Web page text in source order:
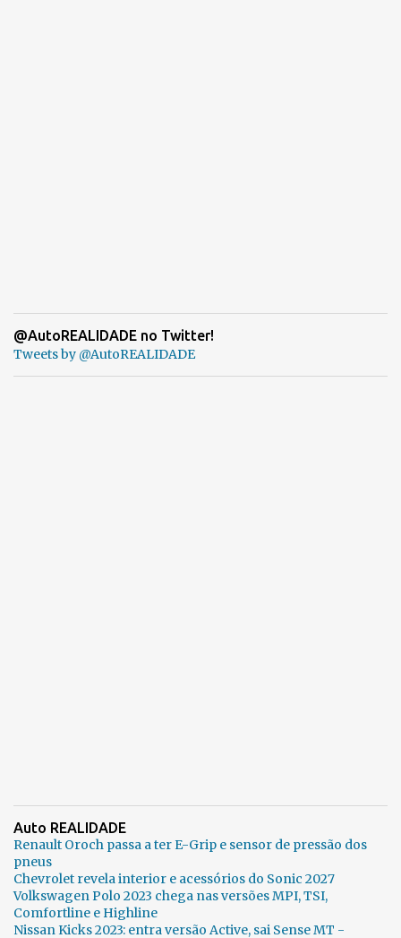
@AutoREALIDADE no Twitter!
Tweets by @AutoREALIDADE
Auto REALIDADE
Renault Oroch passa a ter E-Grip e sensor de pressão dos
pneus
Chevrolet revela interior e acessórios do Sonic 2027
Volkswagen Polo 2023 chega nas versões MPI, TSI,
Comfortline e Highline
Nissan Kicks 2023: entra versão Active, sai Sense MT -